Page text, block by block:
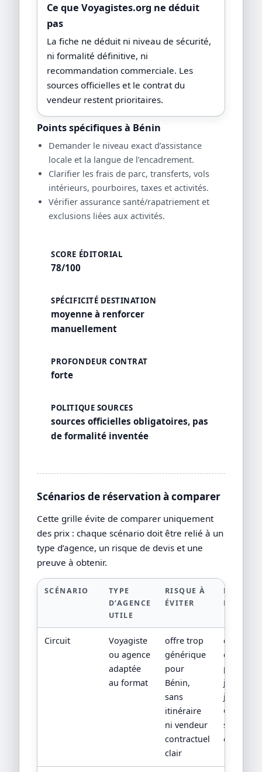
Ce que Voyagistes.org ne déduit
pas
La fiche ne déduit ni niveau de sécurité,
ni formalité définitive, ni
recommandation commerciale. Les
sources officielles et le contrat du
vendeur restent prioritaires.
Points spécifiques à Bénin
Demander le niveau exact d’assistance
locale et la langue de l’encadrement.
Clarifier les frais de parc, transferts, vols
intérieurs, pourboires, taxes et activités.
Vérifier assurance santé/rapatriement et
exclusions liées aux activités.
SCORE ÉDITORIAL
78/100
SPÉCIFICITÉ DESTINATION
moyenne à renforcer
manuellement
PROFONDEUR CONTRAT
forte
POLITIQUE SOURCES
sources officielles obligatoires, pas
de formalité inventée
Scénarios de réservation à comparer
Cette grille évite de comparer uniquement
des prix : chaque scénario doit être relié à un
type d’agence, un risque de devis et une
preuve à obtenir.
SCÉNARIO
TYPE
D’AGENCE
UTILE
RISQUE À
ÉVITER
PREUVE
Circuit
Voyagiste
ou agence
adaptée
au format
offre trop
générique
pour
Bénin,
sans
itinéraire
ni vendeur
contractuel
clair
devis
détaillé,
jour par
jour,
CGV/CPV
sources
officielles